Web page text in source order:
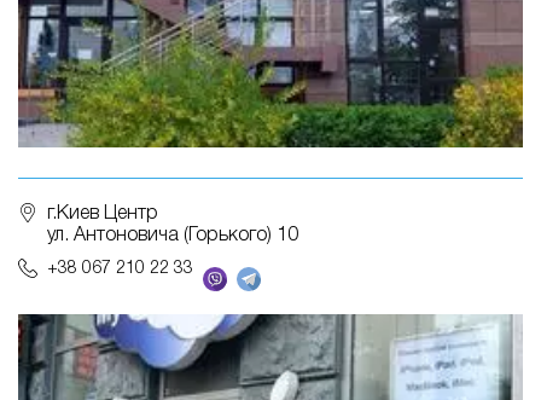
г.Киев Центр
ул. Антоновича (Горького) 10
+38 067 210 22 33